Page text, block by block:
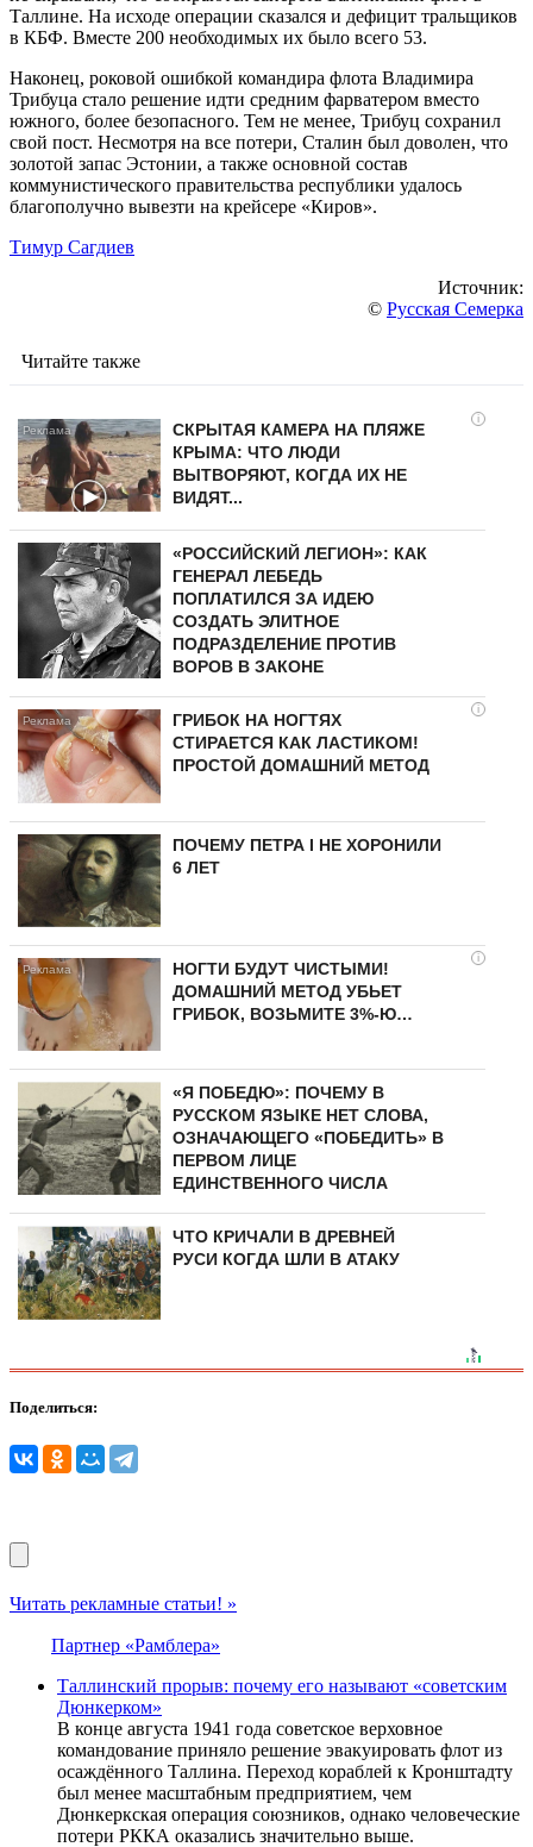
Таллине. На исходе операции сказался и дефицит тральщиков
в КБФ. Вместе 200 необходимых их было всего 53.
Наконец, роковой ошибкой командира флота Владимира
Трибуца стало решение идти средним фарватером вместо
южного, более безопасного. Тем не менее, Трибуц сохранил
свой пост. Несмотря на все потери, Сталин был доволен, что
золотой запас Эстонии, а также основной состав
коммунистического правительства республики удалось
благополучно вывезти на крейсере «Киров».
Тимур Сагдиев
Источник:
© Русская Семерка
Читайте также
i
СКРЫТАЯ КАМЕРА НА ПЛЯЖЕ
КРЫМА: ЧТО ЛЮДИ
ВЫТВОРЯЮТ, КОГДА ИХ НЕ
ВИДЯТ...
«РОССИЙСКИЙ ЛЕГИОН»: КАК
ГЕНЕРАЛ ЛЕБЕДЬ
ПОПЛАТИЛСЯ ЗА ИДЕЮ
СОЗДАТЬ ЭЛИТНОЕ
ПОДРАЗДЕЛЕНИЕ ПРОТИВ
ВОРОВ В ЗАКОНЕ
i
ГРИБОК НА НОГТЯХ
СТИРАЕТСЯ КАК ЛАСТИКОМ!
ПРОСТОЙ ДОМАШНИЙ МЕТОД
ПОЧЕМУ ПЕТРА I НЕ ХОРОНИЛИ
6 ЛЕТ
i
НОГТИ БУДУТ ЧИСТЫМИ!
ДОМАШНИЙ МЕТОД УБЬЕТ
ГРИБОК, ВОЗЬМИТЕ 3%-Ю…
«Я ПОБЕДЮ»: ПОЧЕМУ В
РУССКОМ ЯЗЫКЕ НЕТ СЛОВА,
ОЗНАЧАЮЩЕГО «ПОБЕДИТЬ» В
ПЕРВОМ ЛИЦЕ
ЕДИНСТВЕННОГО ЧИСЛА
ЧТО КРИЧАЛИ В ДРЕВНЕЙ
РУСИ КОГДА ШЛИ В АТАКУ
Поделиться:
Читать рекламные статьи! »
Партнер «Рамблера»
Таллинский прорыв: почему его называют «советским
Дюнкерком»
В конце августа 1941 года советское верховное
командование приняло решение эвакуировать флот из
осаждённого Таллина. Переход кораблей к Кронштадту
был менее масштабным предприятием, чем
Дюнкеркская операция союзников, однако человеческие
потери РККА оказались значительно выше.